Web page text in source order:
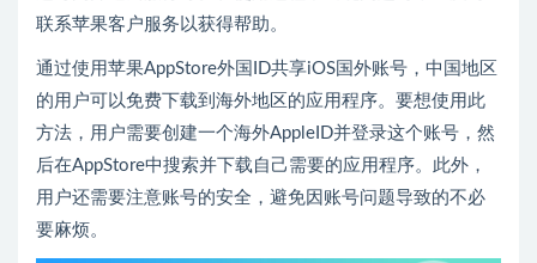
联系苹果客户服务以获得帮助。
通过使用苹果AppStore外国ID共享iOS国外账号，中国地区
的用户可以免费下载到海外地区的应用程序。要想使用此
方法，用户需要创建一个海外AppleID并登录这个账号，然
后在AppStore中搜索并下载自己需要的应用程序。此外，
用户还需要注意账号的安全，避免因账号问题导致的不必
要麻烦。